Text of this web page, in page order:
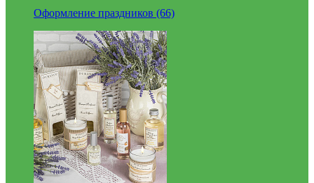
Оформление праздников (66)